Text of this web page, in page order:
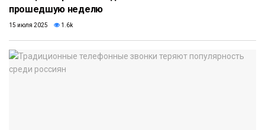
прошедшую неделю
15 июля 2025 1.6k